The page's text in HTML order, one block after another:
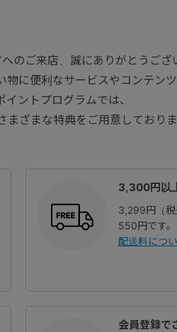
のご来店、 誠にありがとうござ
物に便利なサービスやコンテン
ントプログラムでは、
まざまな特典をご用意しており
3,300円以
3,299円（
550円です。
配送料につ
会員登録で